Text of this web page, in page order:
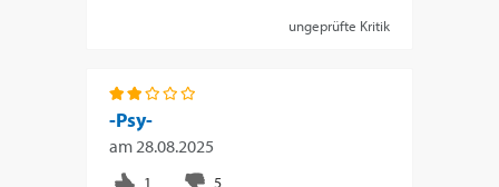
ungeprüfte Kritik
-Psy-
am28.08.2025